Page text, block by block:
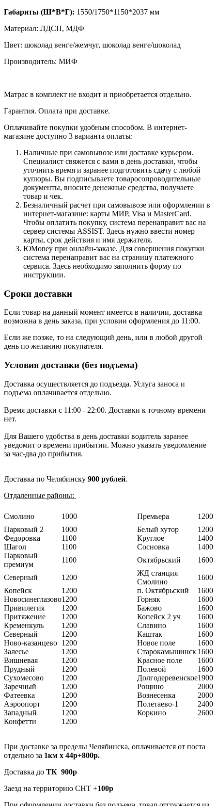
Габариты (Ш*В*Г): 1550/1750*1150*2037 мм
Материал: ЛДСП, МДФ
Цвет: шоколад венге/жемчуг, шоколад венге/шоколад
Производитель: МИФ
Матрас в комплект не входит и приобретается отдельно.
Гарантия. Оплата при доставке.
Оплачивайте покупки удобным способом. В интернет-
магазине доступно 3 варианта оплаты:
Наличные при самовывозе или доставке курьером.
Специалист свяжется с вами в день доставки, чтобы
уточнить время и заранее подготовить сдачу с любой
купюры. Вы подписываете товаросопроводительные
документы, вносите денежные средства, получаете
товар и чек.
Безналичный расчет при самовывозе или оформлении в
интернет-магазине: карты МИР, Visa и MasterCard.
Чтобы оплатить покупку, система перенаправит вас на
сервер системы ASSIST. Здесь нужно ввести номер
карты, срок действия и имя держателя.
ЮMoney при онлайн-заказе. Для совершения покупки
система перенаправит вас на страницу платежного
сервиса. Здесь необходимо заполнить форму по
инструкции.
Сроки доставки
Если товар на данный момент имеется в наличии, доставка
возможна в день заказа, при условии оформления до 11:00.
Если же позже, то на следующий день, или в любой другой
день по желанию покупателя.
Условия доставки (без подъема)
Доставка осуществляется до подъезда. Услуга заноса и
подъема оплачивается отдельно.
Время доставки с 11:00 - 22:00. Доставки к точному времени
нет.
Для Вашего удобства в день доставки водитель заранее
уведомит о времени прибытии. Можно указать уведомление
за час-два до прибытия.
Доставка по Челябинску 900 рублей.
Отдаленные районы:
Смолино 1000 Премьера
1200
Парковый 2
1000 Белый хутор
1200
Федоровка
1100 Круглое
1400
Шагол
1100 Сосновка
1400
Парковый
премиум
1100 Октябрьский 1600
Северный 1200
ЖД станция
Смолино
1600
Копейск
1200 п. Октябрьский
1600
Новосинеглазово1200 Горняк
1600
Привилегия
1200 Бажово
1600
Притяжение
1200 Копейск 2 уч
1600
Кременкуль
1200 Славино
1600
Северный
1200 Каштак
1600
Ново-казанцево 1200 Новое поле
1600
Залесье
1200 Старокамышинск 1600
Вишневая
1200 Красное поле
1600
Прудный
1200 Полевой
1600
Сухомесово
1200 Долгодеревенское1900
Заречный
1200 Рощино
2000
Фатеевка
1200 Вознесенка
2000
Аэроопорт
1200 Полетаево-1
2400
Западный
1200 Коркино
2600
Конфетти
1200
При доставке за пределы Челябинска, оплачивается от поста
отдельно за 1км х 44р+800р.
Доставка до ТК 900р
Заезд на территорию СНТ +100р